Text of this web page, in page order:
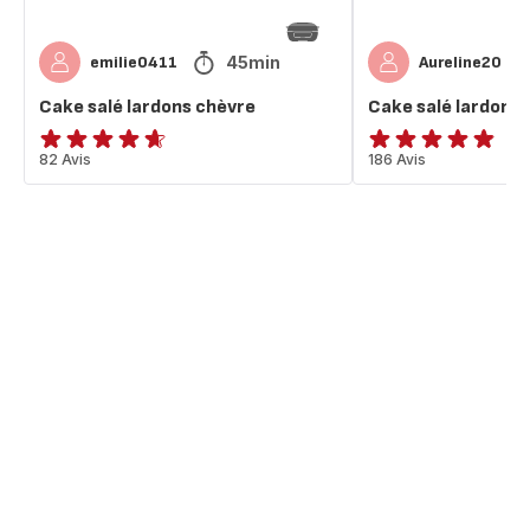
emilie0411 45min
Cake salé lardons chèvre
ratings.4.6
82 Avis
Aureline20
Cake salé lardon
ratings.4.8
186 Avis